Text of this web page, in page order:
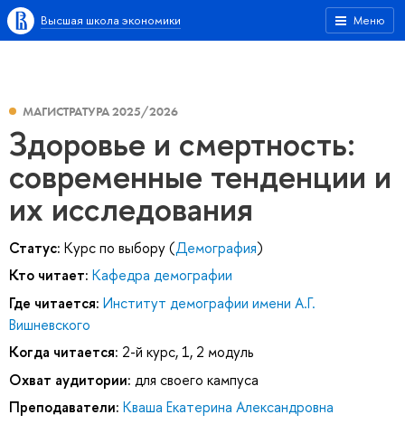
Меню
Высшая школа экономики
МАГИСТРАТУРА 2025/2026
Здоровье и смертность:
современные тенденции и
их исследования
Статус: Курс по выбору (Демография)
Кто читает: Кафедра демографии
Где читается: Институт демографии имени А.Г.
Вишневского
Когда читается: 2-й курс, 1, 2 модуль
Охват аудитории: для своего кампуса
Преподаватели: Кваша Екатерина Александровна